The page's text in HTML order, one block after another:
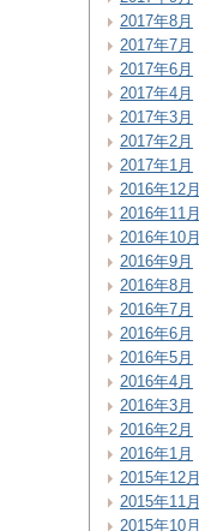
2017年8月
2017年7月
2017年6月
2017年4月
2017年3月
2017年2月
2017年1月
2016年12月
2016年11月
2016年10月
2016年9月
2016年8月
2016年7月
2016年6月
2016年5月
2016年4月
2016年3月
2016年2月
2016年1月
2015年12月
2015年11月
2015年10月